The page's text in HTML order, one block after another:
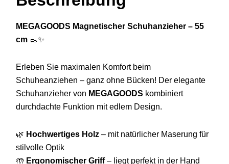
MEGAGOODS Magnetischer Schuhanzieher – 55
cm 👞✨
Erleben Sie maximalen Komfort beim
Schuheanziehen – ganz ohne Bücken! Der elegante
Schuhanzieher von MEGAGOODS kombiniert
durchdachte Funktion mit edlem Design.
🌿 Hochwertiges Holz – mit natürlicher Maserung für
stilvolle Optik
🤲 Ergonomischer Griff– liegt perfekt in der Hand